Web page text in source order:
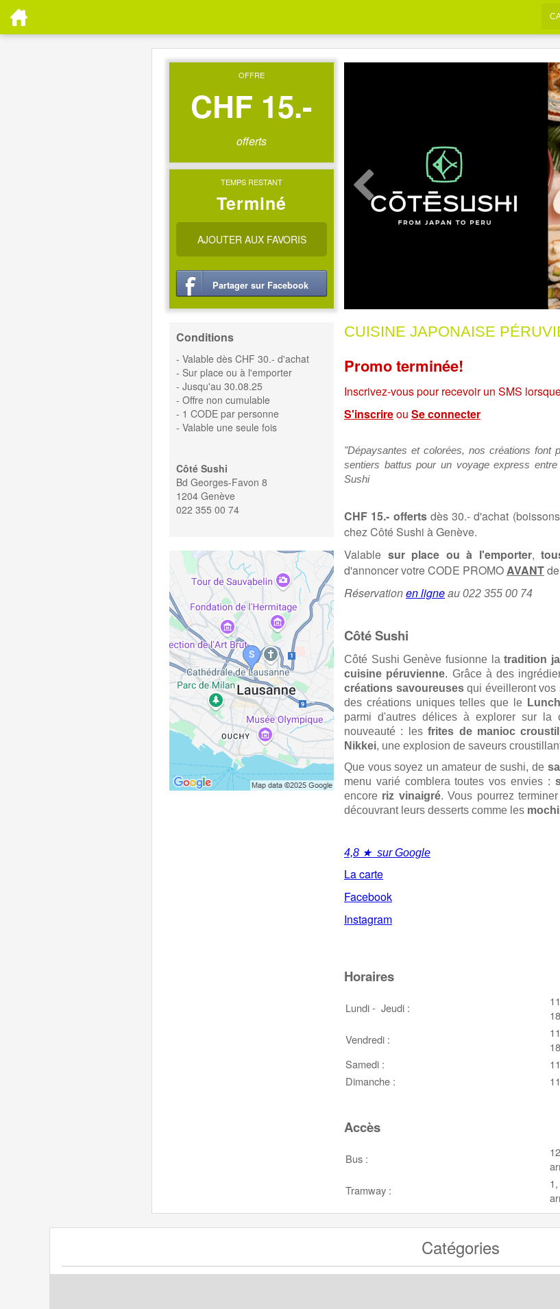
OFFRE
CHF 15.-
offerts
TEMPS RESTANT
Terminé
AJOUTER AUX FAVORIS
Partager sur Facebook
Conditions
- Valable dès CHF 30.- d'achat
- Sur place ou à l'emporter
- Jusqu'au 30.08.25
- Offre non cumulable
- 1 CODE par personne
- Valable une seule fois
Côté Sushi
Bd Georges-Favon 8
1204 Genève
022 355 00 74
CUISINE JAPONAISE
Promo terminée!
Inscrivez-vous pour recevoir un SMS
S'inscrireou Se connecter
"Dépaysantes et colorées, nos créations font
sentiers battus pour un voyage express
Sushi
CHF 15.- offertsdès 30.- d'achat
chez Côté Sushi à Genève.
Valable sur place ou à l'emporter,
d'annoncer votre CODE PROMOAVANT
Réservationen ligneau 022 355 00 74
Côté Sushi
Côté Sushi Genève fusionne latradition
cuisine péruvienne. Grâce à des
créations savoureusesqui éveilleront vos
des créations uniques telles que le
parmi d'autres délices à explorer sur la
nouveauté : lesfrites de manioc
Nikkei, une explosion de saveurs
Que vous soyez un amateur de sushi, de
menu varié comblera toutes vos envies :
encore riz vinaigré. Vous pourrez
découvrant leurs desserts comme les
4,8 ★ sur Google
La carte
Facebook
Instagram
Horaires
Lundi - Jeudi :
Vendredi :
Samedi :
Dimanche :
Accès
Bus :
Tramway :
Catégories